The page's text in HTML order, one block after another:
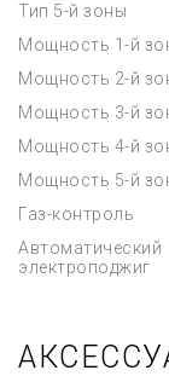
Тип 5-й зоны
Мощность 1-й
Мощность 2-й
Мощность 3-й
Мощность 4-й
Мощность 5-й
Газ-контроль
Автоматический
электроподжиг